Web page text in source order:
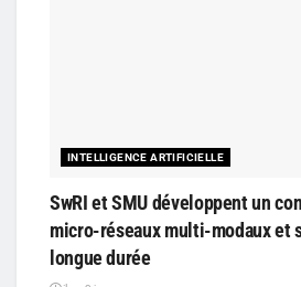
INTELLIGENCE ARTIFICIELLE
SwRI et SMU développent un
micro-réseaux multi-modaux et
longue durée